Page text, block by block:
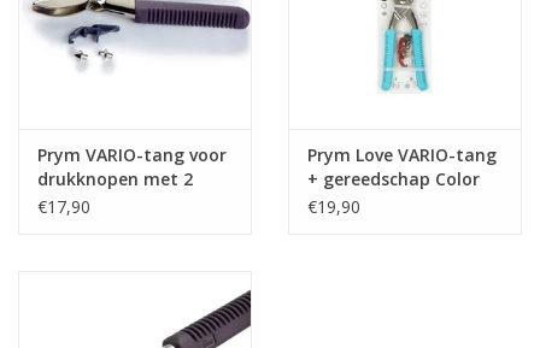
Prym VARIO-tang voor
drukknopen met 2
ponsmatrijzen voor
€17,90
Prym Love VARIO-tang
+ gereedschap Color
Snaps mint
€19,90